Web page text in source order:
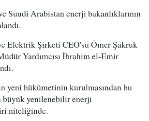
Suudi Arabistan enerji bakanlıklarının
Elektrik Şirketi CEO'su Ömer Şakruk
Yardımcısı İbrahim el-Emir
yeni hükümetinin kurulmasından bu
büyük yenilenebilir enerji
niteliğinde.